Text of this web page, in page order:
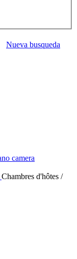
Nueva busqueda
Chambres d'hôtes /